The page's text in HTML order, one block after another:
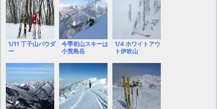
1/11 丁子山パウダ
ー
今季初山スキーは
小荒島岳
1/4 ホワイトアウ
ト伊吹山